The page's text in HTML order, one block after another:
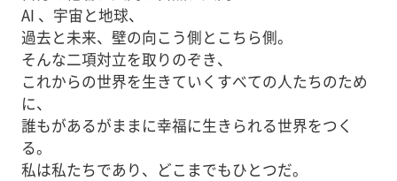
AI 、宇宙と地球、
過去と未来、壁の向こう側とこちら側。
そんな二項対立を取りのぞき、
これからの世界を生きていくすべての人たちのため
に、
誰もがあるがままに幸福に生きられる世界をつく
る。
私は私たちであり、どこまでもひとつだ。